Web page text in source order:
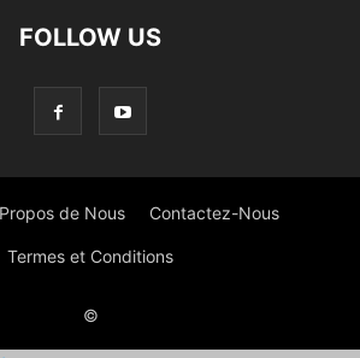
FOLLOW US
de Nous Contactez-Nous
Termes et Conditions
©